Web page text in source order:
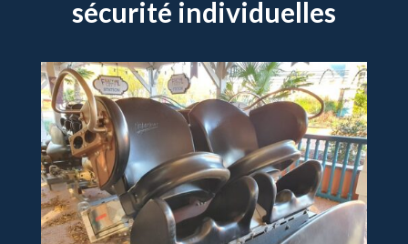
sécurité individuelles